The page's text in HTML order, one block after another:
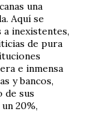
una
Aquí se
a inexistentes,
de pura
e inmensa
y bancos,
de sus
20%,